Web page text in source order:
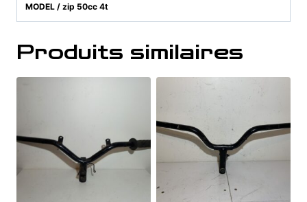
MODEL / zip 50cc 4t
Produits similaires